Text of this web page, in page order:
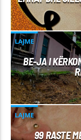
LAJME
BE-JA I
LAJME
99 RASTE